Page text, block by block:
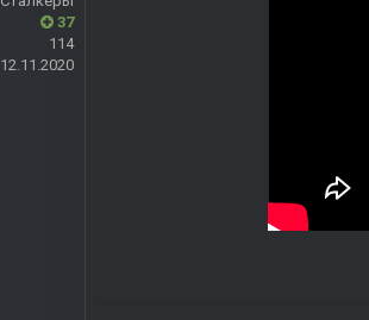
37
114
12.11.2020